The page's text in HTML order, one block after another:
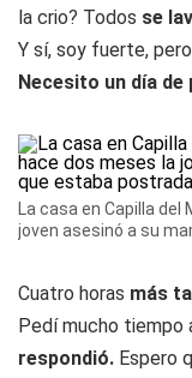
la crio? Todos se
Y sí, soy fuerte,
Necesito un día de
La casa en Capilla
joven asesinó a su
Cuatro horas más
Pedí mucho tiempo
respondió. Espero